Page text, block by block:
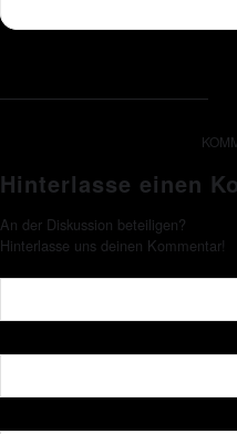
Hinterlasse einen
An der Diskussion beteiligen?
Hinterlasse uns deinen Kommentar!